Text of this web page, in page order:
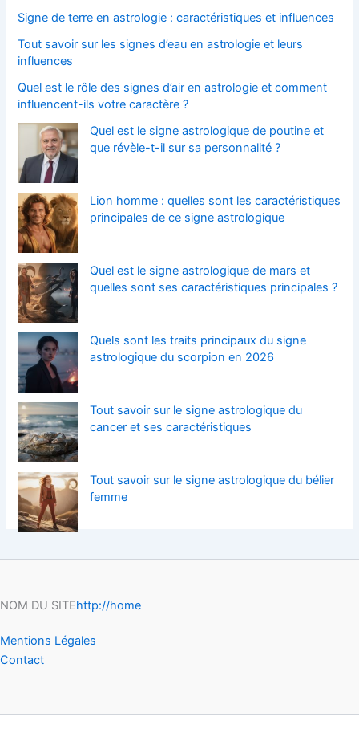
Signe de terre en astrologie : caractéristiques et influences
Tout savoir sur les signes d’eau en astrologie et leurs
influences
Quel est le rôle des signes d’air en astrologie et comment
influencent-ils votre caractère ?
Quel est le signe astrologique de poutine et
que révèle-t-il sur sa personnalité ?
Lion homme : quelles sont les caractéristiques
principales de ce signe astrologique
Quel est le signe astrologique de mars et
quelles sont ses caractéristiques principales ?
Quels sont les traits principaux du signe
astrologique du scorpion en 2026
Tout savoir sur le signe astrologique du
cancer et ses caractéristiques
Tout savoir sur le signe astrologique du bélier
femme
NOM DU SITEhttp://home
Mentions Légales
Contact